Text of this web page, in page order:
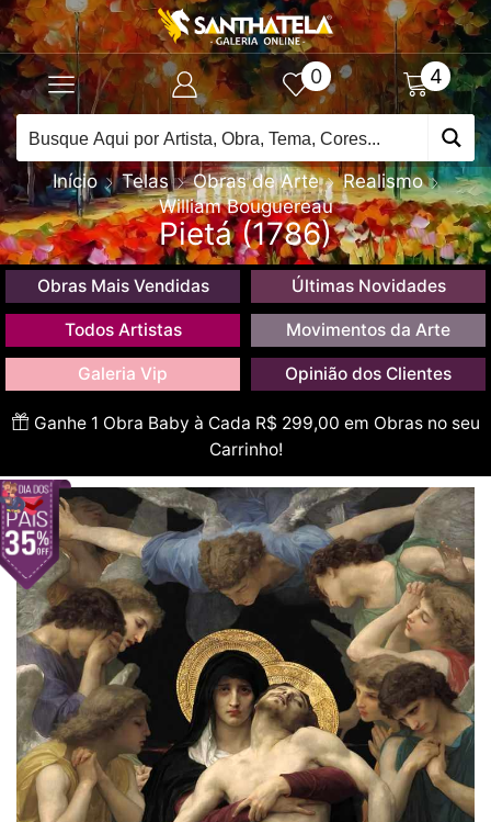
0 4
Início Telas Obras de Arte
Realismo
William Bouguereau
Pietá (1786)
Obras Mais Vendidas Últimas Novidades
Todos Artistas Movimentos da Arte
Galeria Vip Opinião dos Clientes
Ganhe 1 Obra Baby à Cada R$ 299,00 em Obras no seu
Carrinho!